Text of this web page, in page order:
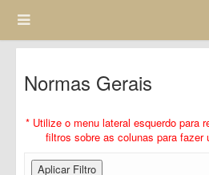
Normas Gerais
* Utilize o menu lateral esquerdo para
filtros sobre as colunas para fazer
Aplicar Filtro